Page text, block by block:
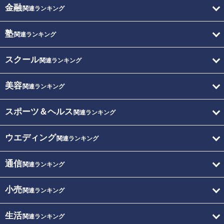
金融関連ランキング
塾関連ランキング
スクール関連ランキング
美容関連ランキング
スポーツ＆ヘルス 関連ランキング
ウエディング関連ランキング
通信関連ランキング
小売関連ランキング
生活関連ランキング